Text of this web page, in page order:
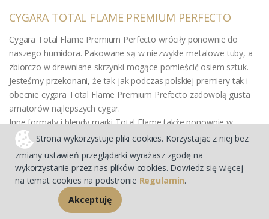
Strona wykorzystuje pliki cookies. Korzystając z niej bez
zmiany ustawień przeglądarki wyrażasz zgodę na
wykorzystanie przez nas plików cookies. Dowiedz się więcej
na temat cookies na podstronie Regulamin.
Akceptuję
CYGARA TOTAL FLAME PREMIUM PERFECTO
Cygara Total Flame Premium Perfecto wróciły ponownie do
naszego humidora. Pakowane są w niezwykłe metalowe tuby, a
zbiorczo w drewniane skrzynki mogące pomieścić osiem sztuk.
Jesteśmy przekonani, że tak jak podczas polskiej premiery tak i
obecnie cygara Total Flame Premium Prefecto zadowolą gusta
amatorów najlepszych cygar.
Inne formaty i blendy marki Total Flame także ponownie w
ofercie.
do wszystkich cygar Total Flame >>